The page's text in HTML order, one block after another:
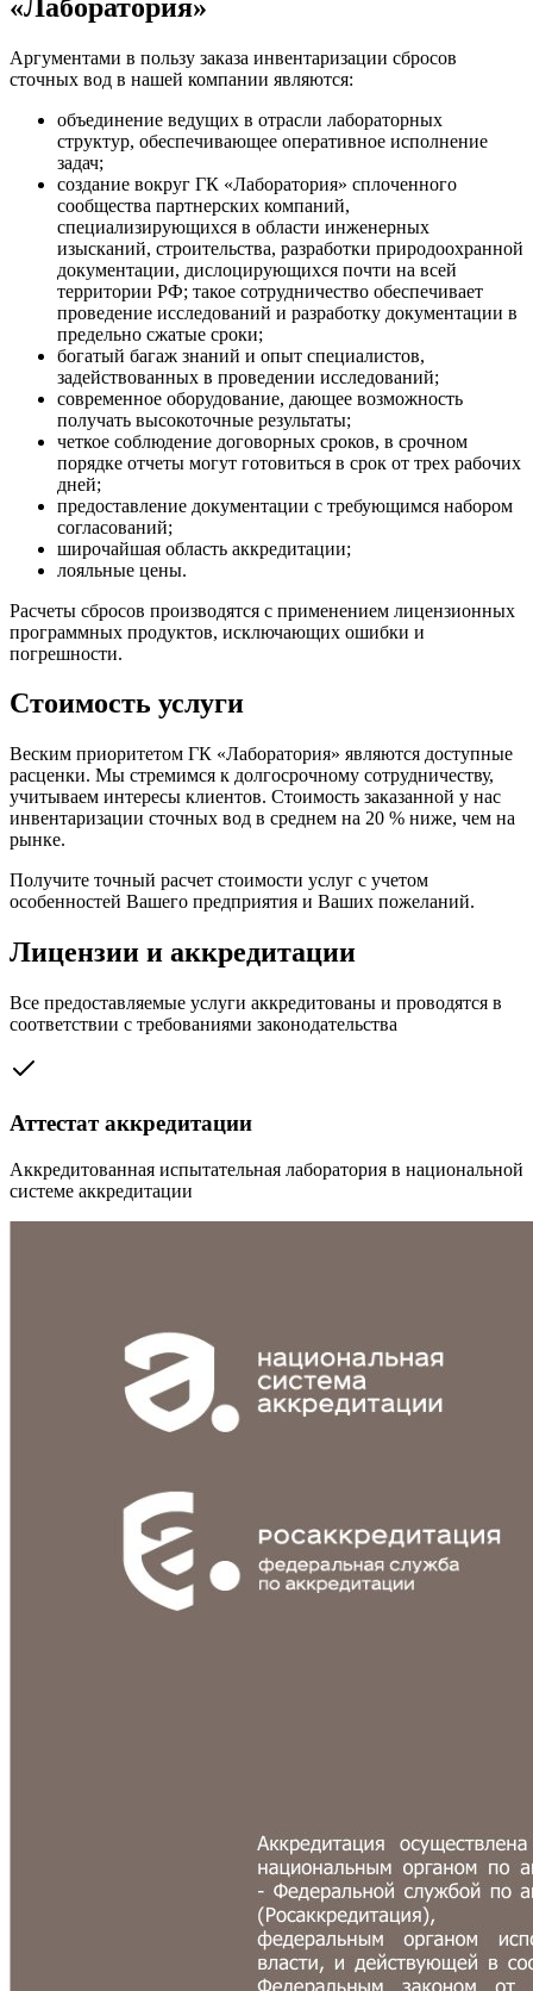
«Лаборатория»
Аргументами в пользу заказа инвентаризации сбросов
сточных вод в нашей компании являются:
объединение ведущих в отрасли лабораторных
структур, обеспечивающее оперативное исполнение
задач;
создание вокруг ГК «Лаборатория» сплоченного
сообщества партнерских компаний,
специализирующихся в области инженерных
изысканий, строительства, разработки природоохранной
документации, дислоцирующихся почти на всей
территории РФ; такое сотрудничество обеспечивает
проведение исследований и разработку документации в
предельно сжатые сроки;
богатый багаж знаний и опыт специалистов,
задействованных в проведении исследований;
современное оборудование, дающее возможность
получать высокоточные результаты;
четкое соблюдение договорных сроков, в срочном
порядке отчеты могут готовиться в срок от трех рабочих
дней;
предоставление документации с требующимся набором
согласований;
широчайшая область аккредитации;
лояльные цены.
Расчеты сбросов производятся с применением лицензионных
программных продуктов, исключающих ошибки и
погрешности.
Стоимость услуги
Веским приоритетом ГК «Лаборатория» являются доступные
расценки. Мы стремимся к долгосрочному сотрудничеству,
учитываем интересы клиентов. Стоимость заказанной у нас
инвентаризации сточных вод в среднем на 20 % ниже, чем на
рынке.
Получите точный расчет стоимости услуг с учетом
особенностей Вашего предприятия и Ваших пожеланий.
Лицензии и аккредитации
Все предоставляемые услуги аккредитованы и проводятся в
соответствии с требованиями законодательства
Аттестат аккредитации
Аккредитованная испытательная лаборатория в национальной
системе аккредитации